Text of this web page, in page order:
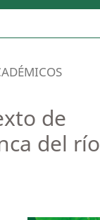
de
del río